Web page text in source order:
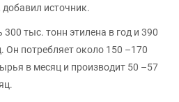
источник.
тыс. тонн этилена в год и 390
Он потребляет около 150 –170
в месяц и производит 50 –57